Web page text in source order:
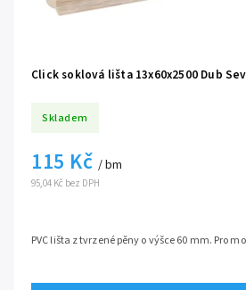
Click soklová lišta 13x60x2500 Dub
Skladem
95,04 Kč bez DPH
115 Kč / bm
PVC lišta z tvrzené pěny o výšce 60 mm. Pro